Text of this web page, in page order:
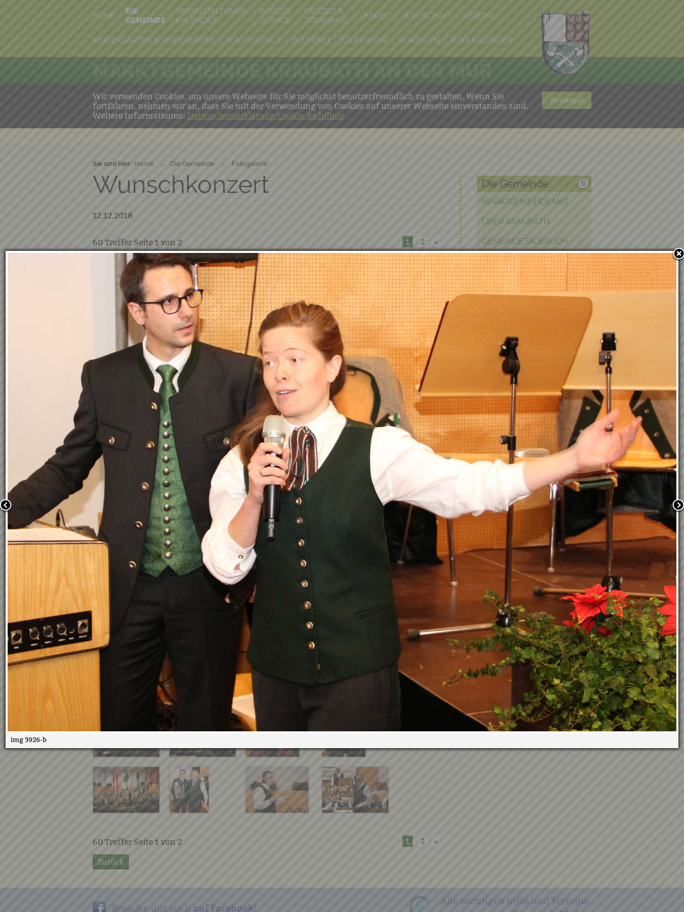
HOME
DIE
GEMEINDE
VERANSTALTUNGS-
KALENDER
BÜRGER-
SERVICE
FREIZEIT &
TOURISMUS
UMWELT WIRTSCHAFT VEREINE
KINDERGARTEN & KINDERKRIPPE VOLKSSCHULE BÜCHEREI FEUERWEHR DUATHLON POOLKALENDER
MARKTGEMEINDE KRAUBATH AN DER MUR
Wir verwenden Cookies, um unsere Webseite für Sie möglichst benutzerfreundlich zu gestalten. Wenn Sie
fortfahren, nehmen wir an, dass Sie mit der Verwendung von Cookies auf unserer Webseite einverstanden sind.
Weitere Informationen: Datenschutzerklärung/Cookie-Richtlinie
Bestätigen
Sie sind hier: Home → Die Gemeinde → Fotogalerie
Wunschkonzert
12.12.2018
60 Treffer Seite 1 von 2 »
1 2
60 Treffer Seite 1 von 2 »
1 2
Zurück
Die Gemeinde
MARKTGEMEINDEAMT
ÜBER KRAUBATH
GEMEINDETAGEBUCH
EHRENBÜRGER UND
EHRENRINGTRÄGER
POLITIK IN KRAUBATH
PARTNERGEMEINDE
FOTOGALERIE
Besuche uns auch auf Facebook!
Alle wichtigen Infos und Termine
img 3926-b